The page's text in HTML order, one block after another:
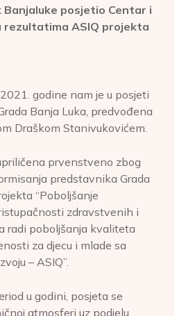
Banjaluke posjetio Centar i
rezultatima ASIQ projekta
godine nam je u posjeti
Banja Luka, predvođena
Draškom Stanivukovićem.
prvenstveno zbog
predstavnika Grada
“Poboljšanje
zdravstvenih i
radi poboljšanja kvaliteta
za djecu i mlade sa
– ASIQ”.
u godini, posjeta se
atmosferi uz podjelu